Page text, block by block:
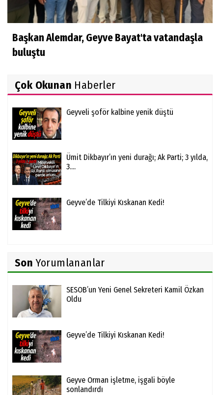
Başkan Alemdar, Geyve Bayat'ta vatandaşla
buluştu
Çok Okunan Haberler
Geyveli şoför kalbine yenik düştü
Ümit Dikbayır’ın yeni durağı; Ak Parti; 3 yılda,
3....
Geyve’de Tilkiyi Kıskanan Kedi!
Son Yorumlananlar
SESOB’un Yeni Genel Sekreteri Kamil Özkan
Oldu
Geyve’de Tilkiyi Kıskanan Kedi!
Geyve Orman işletme, işgali böyle
sonlandırdı